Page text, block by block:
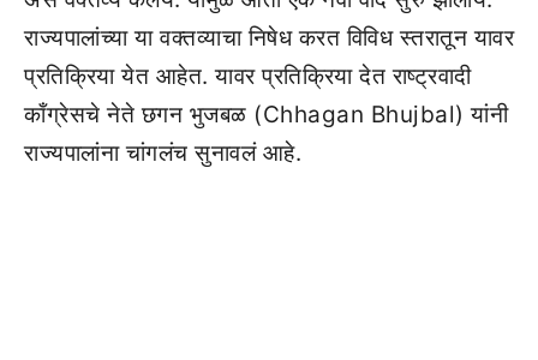
राज्यपालांच्या या वक्तव्याचा निषेध करत विविध स्तरातून यावर
प्रतिक्रिया येत आहेत. यावर प्रतिक्रिया देत राष्ट्रवादी
काँग्रेसचे नेते छगन भुजबळ (Chhagan Bhujbal) यांनी
राज्यपालांना चांगलंच सुनावलं आहे.